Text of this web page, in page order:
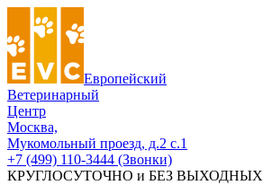
Европейский
Ветеринарный
Центр
Москва,
Мукомольный проезд, д.2 с.1
+7 (499) 110-3444 (Звонки)
КРУГЛОСУТОЧНО и БЕЗ ВЫХОДНЫХ